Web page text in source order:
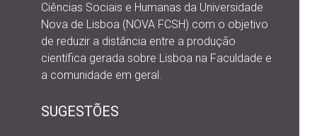
Ciências Sociais e Humanas da Universidade
Nova de Lisboa (NOVA FCSH) com o objetivo
de reduzir a distância entre a produção
científica gerada sobre Lisboa na Faculdade e
a comunidade em geral.
SUGESTÕES